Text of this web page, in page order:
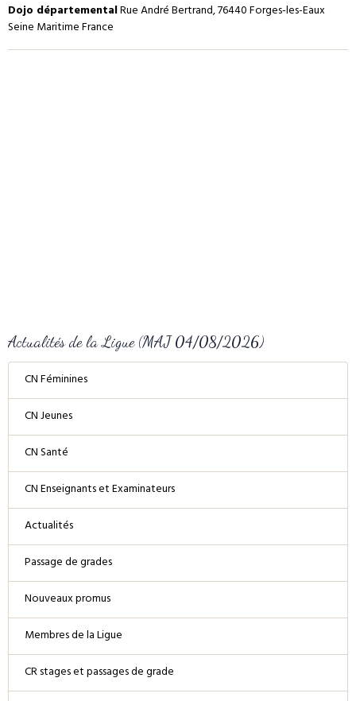
Dojo départementalRue André Bertrand, 76440 Forges-les-Eaux
Seine Maritime France
Actualités de la Ligue (MAJ 04/08/2026)
CN Féminines
CN Jeunes
CN Santé
CN Enseignants et Examinateurs
Actualités
Passage de grades
Nouveaux promus
Membres de la Ligue
CR stages et passages de grade